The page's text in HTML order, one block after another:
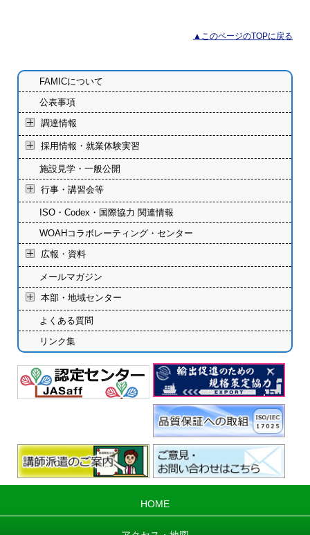
▲このページのTOPに戻る
FAMICについて
公表事項
調達情報
採用情報・就業体験実習
施設見学・一般公開
行事・講習会等
ISO・Codex・国際協力 関連情報
WOAHコラボレーティング・センター
広報・資料
メールマガジン
本部・地域センター
よくある質問
リンク集
HOME